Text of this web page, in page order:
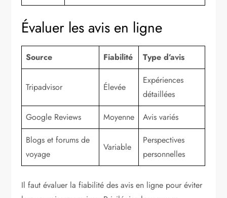
Évaluer les avis en ligne
Source Fiabilité Type d’avis
Tripadvisor Élevée
Expériences
détaillées
Google Reviews
Moyenne
Avis variés
Blogs et forums de
voyage
Variable
Perspectives
personnelles
Il faut évaluer la fiabilité des avis en ligne pour éviter